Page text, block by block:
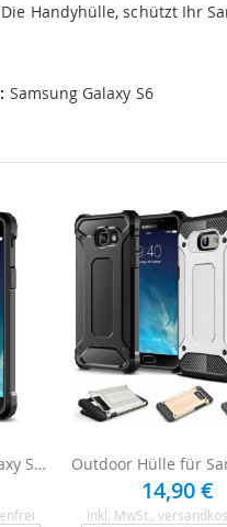
Die Handyhülle, schützt Ihr
Samsung Galaxy S6
Outdoor Hülle für Galaxy S6 - Schwarz
14,90 €
Inkl. MwSt. ,